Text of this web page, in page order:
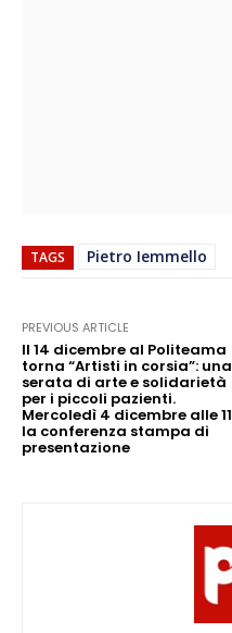
TAGS Pietro Iemmello
PREVIOUS ARTICLE
Il 14 dicembre al Politeama
torna “Artisti in corsia”: una
serata di arte e solidarietà
per i piccoli pazienti.
Mercoledì 4 dicembre alle 11
la conferenza stampa di
presentazione